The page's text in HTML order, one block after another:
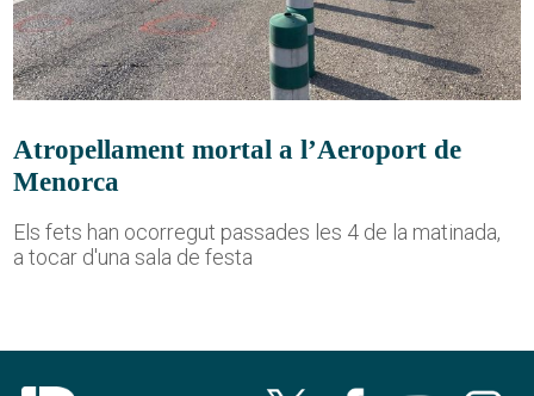
Atropellament mortal a l’Aeroport de
Menorca
Els fets han ocorregut passades les 4 de la matinada,
a tocar d'una sala de festa